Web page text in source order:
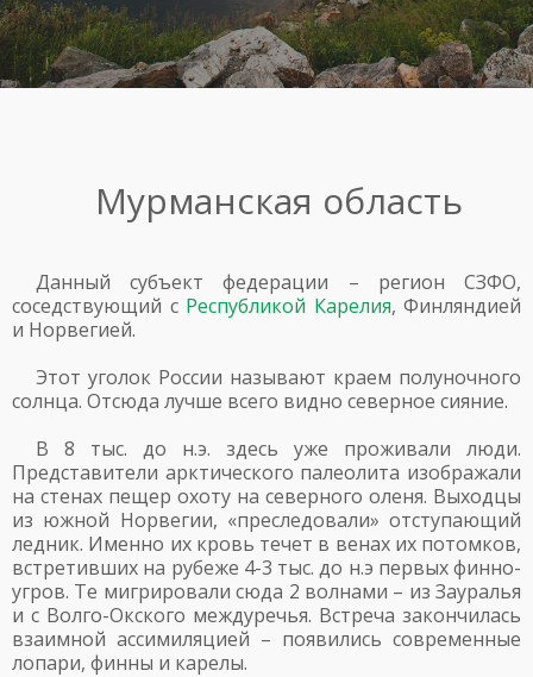
Мурманская область
Данный субъект федерации – регион СЗФО,
соседствующий с Республикой Карелия, Финляндией
и Норвегией.
Этот уголок России называют краем полуночного
солнца. Отсюда лучше всего видно северное сияние.
В 8 тыс. до н.э. здесь уже проживали люди.
Представители арктического палеолита изображали
на стенах пещер охоту на северного оленя. Выходцы
из южной Норвегии, «преследовали» отступающий
ледник. Именно их кровь течет в венах их потомков,
встретивших на рубеже 4-3 тыс. до н.э первых финно-
угров. Те мигрировали сюда 2 волнами – из Зауралья
и с Волго-Окского междуречья. Встреча закончилась
взаимной ассимиляцией – появились современные
лопари, финны и карелы.